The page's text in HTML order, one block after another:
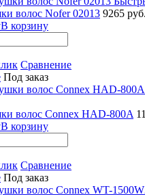
волос Nofer 02013 9265 руб.
В корзину
Сравнение
Под заказ
волос Connex HAD-800A
В корзину
Сравнение
Под заказ